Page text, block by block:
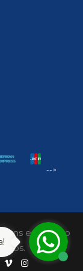
-->
e Turismo